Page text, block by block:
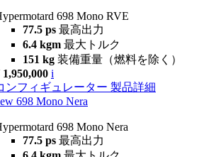
698 Mono RVE
77.5 ps 最高出力
6.4 kgm 最大トルク
151 kg 装備重量（燃料を除く）
1,950,000 i
ンフィギュレーター 製品詳細
698 Mono Nera
698 Mono Nera
77.5 ps 最高出力